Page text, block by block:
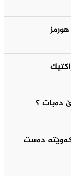
ده‌بات ؟
دەست